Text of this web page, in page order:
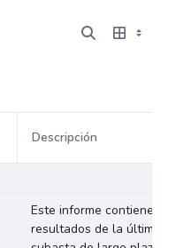
Descripción
Este informe contiene los
resultados de la última